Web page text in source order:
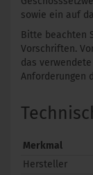
sowie ein auf
Bitte beachten
Vorschriften.
das
Anforderungen
Merkmal
Hersteller